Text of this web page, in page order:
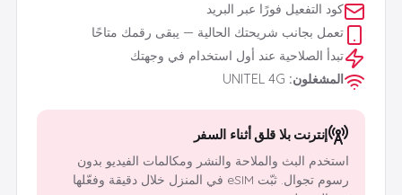
كود التفعيل فورًا عبر البريد
تعمل بجانب شريحتك الحالية — يبقى رقمك متاحًا
تبدأ الصلاحية عند أول استخدام في وجهتك
المشغلون:
UNITEL 4G
إنترنت بلا قلق أثناء السفر
استخدم البث والملاحة والنشر ومكالمات الفيديو بدون
رسوم تجوال. ثبّت eSIM في المنزل خلال دقيقة وفعّلها